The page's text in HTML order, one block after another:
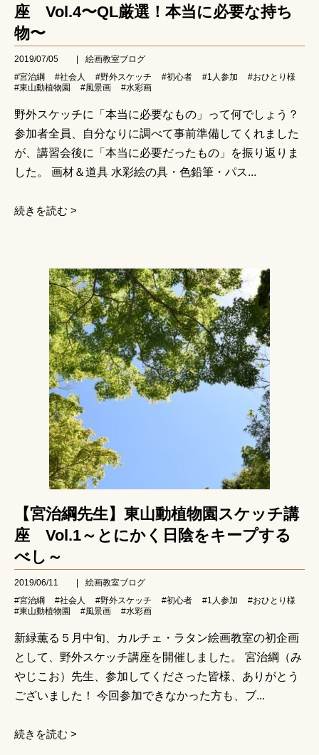
座 Vol.4〜QL厳選！本当に必要な持ち
物〜
2019/07/05
絵画教室ブログ
#宮治綱
#社会人 #野外スケッチ #初心者 #1人参加
#おひとり様
#東山動植物園
#風景画 #水彩画
野外スケッチに「本当に必要なもの」って何でしょう？
参加者全員、自分なりに調べて事前準備してくれました
が、講習会後に「本当に必要だったもの」を振り返りま
した。 画材＆道具 水彩絵の具・色鉛筆・パス...
続きを読む >
【宮治綱先生】東山動植物園スケッチ講
座 Vol.1～とにかく日陰をキープする
べし～
2019/06/11
絵画教室ブログ
#宮治綱
#社会人 #野外スケッチ #初心者 #1人参加
#おひとり様
#東山動植物園
#風景画 #水彩画
新緑薫る​５月中旬、​カルチェ・ラタン絵画教室の初企画
として、野外スケッチ講座を開催しました。 宮治綱（み
やじこお）先生、参加してくださった皆様、ありがとう
ございました！ 今回参加できなかった方も、ブ...
続きを読む >